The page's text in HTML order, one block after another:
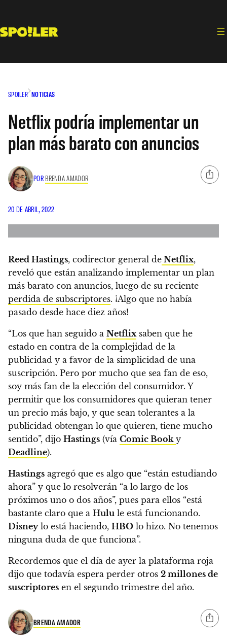
contenido
SPOILER NOTICIAS
Netflix podría implementar un
plan más barato con anuncios
POR BRENDA AMADOR
20 DE ABRIL, 2022
Reed Hastings, codirector general de Netflix,
reveló que están analizando implementar un plan
más barato con anuncios, luego de su reciente
perdida de subscriptores. ¡Algo que no había
pasado desde hace diez años!
“Los que han seguido a Netflixsaben que he
estado en contra de la complejidad de la
publicidad y a favor de la simplicidad de una
suscripción. Pero por mucho que sea fan de eso,
soy más fan de la elección del consumidor. Y
permitir que los consumidores que quieran tener
un precio más bajo, y que sean tolerantes a la
publicidad obtengan lo que quieren, tiene mucho
sentido”, dijo Hastings (vía Comic Book y
Deadline).
Hastings agregó que es algo que “están estudiando
ahora” y que lo resolverán “a lo largo de los
próximos uno o dos años”, pues para ellos “está
bastante claro que a Hulule está funcionando.
Disneylo está haciendo, HBO lo hizo. No tenemos
ninguna duda de que funciona”.
Recordemos que el día de ayer la plataforma roja
dijo que todavía espera perder otros 2 millones de
suscriptores en el segundo trimestre del año.
BRENDA AMADOR